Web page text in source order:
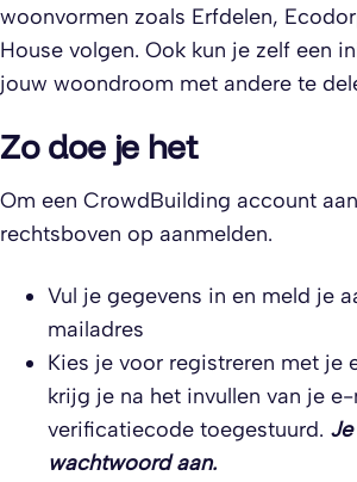
woonvormen zoals Erfdelen,
House volgen. Ook kun je zelf een
jouw woondroom met andere te
Zo doe je het
Om een CrowdBuilding account
rechtsboven op aanmelden.
Vul je gegevens in en meld je
mailadres
Kies je voor registreren met je
krijg je na het invullen van je
verificatiecode toegestuurd.
wachtwoord aan.